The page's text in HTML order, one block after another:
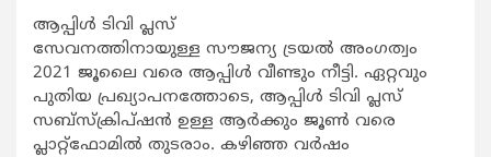
ആപ്പിൾ ടിവി പ്ലസ്
സേവനത്തിനായുള്ള സൗജന്യ ട്രയൽ അംഗത്വം
2021 ജൂലൈ വരെ ആപ്പിൾ വീണ്ടും നീട്ടി. ഏറ്റവും
പുതിയ പ്രഖ്യാപനത്തോടെ, ആപ്പിൾ ടിവി പ്ലസ്
സബ്‌സ്‌ക്രിപ്‌ഷൻ ഉള്ള ആർക്കും ജൂൺ വരെ
പ്ലാറ്റ്ഫോമില്‍ തുടരാം. കഴിഞ്ഞ വര്‍ഷം